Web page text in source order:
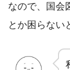
なので、国会
とか困らない